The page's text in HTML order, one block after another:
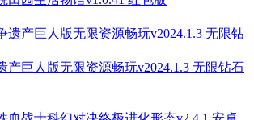
产巨人版无限资源畅玩v2024.1.3 无限钻石